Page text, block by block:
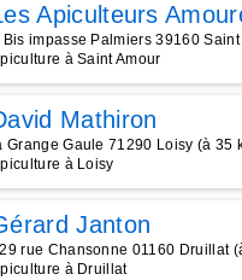
Apiculteurs
Bis impasse Palmiers 39160
à Saint Amour
Mathiron
Grange Gaule 71290 Loisy (à 35
à Loisy
Janton
rue Chansonne 01160 Druillat
à Druillat